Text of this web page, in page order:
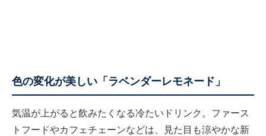
色の変化が美しい「ラベンダーレモネード」
気温が上がると飲みたくなる冷たいドリンク。ファース
トフードやカフェチェーンなどは、見た目も涼やかな新